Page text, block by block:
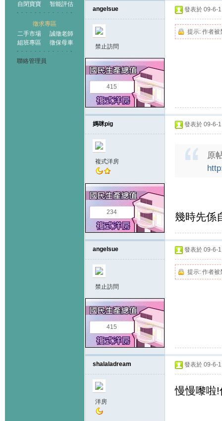
自閉寶寶
智能評估
徵求專區
二手市場
誠徵老師
組班專區
徵保母車
聯絡管理員
angelsue
禁止訪問
415
發表於 09-6-
提示: 作者被
媽咪pig
複式洋房
234
發表於 09-6-
原
幾時先係
angelsue
禁止訪問
415
發表於 09-6-
提示: 作者被
shalaladream
洋房
發表於 09-6-
慢慢嚟啦